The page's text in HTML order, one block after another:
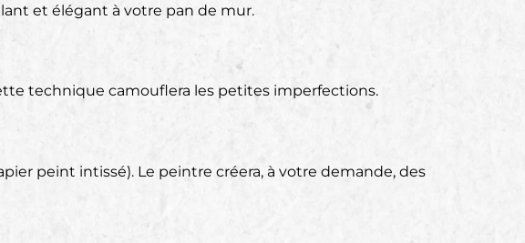
et élégant à votre pan de mur.
technique camouflera les petites imperfections.
peint intissé). Le peintre créera, à votre demande, des